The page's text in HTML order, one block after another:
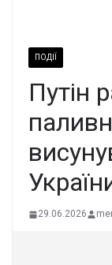
ПОДІЇ
Путін
29.06.2026